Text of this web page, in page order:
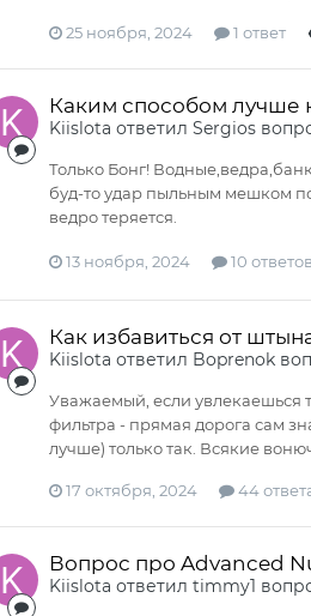
25 ноября, 2024 1 ответ
Каким способом лучше
Kiislota ответил Sergios
Только Бонг!
буд-то удар пыльным мешком
ведро теряется.
13 ноября, 2024 10 ответов
Как избавиться от
Kiislota ответил Boprenok
Уважаемый, если увлекаешься
фильтра - прямая дорога сам
лучше) только так. Всякие
17 октября, 2024 44
Вопрос про Advanced
Kiislota ответил timmy1